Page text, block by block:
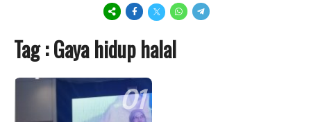
Tag : Gaya hidup halal